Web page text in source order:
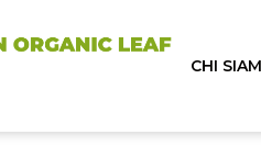
CHI